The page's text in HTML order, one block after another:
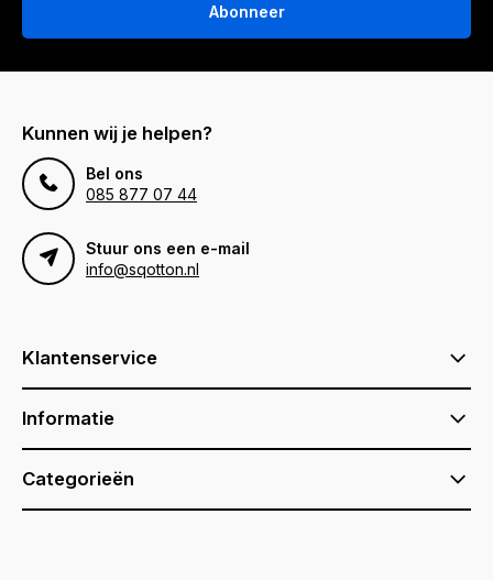
Abonneer
Kunnen wij je helpen?
Bel ons
085 877 07 44
Stuur ons een e-mail
info@sqotton.nl
Klantenservice
Informatie
Categorieën